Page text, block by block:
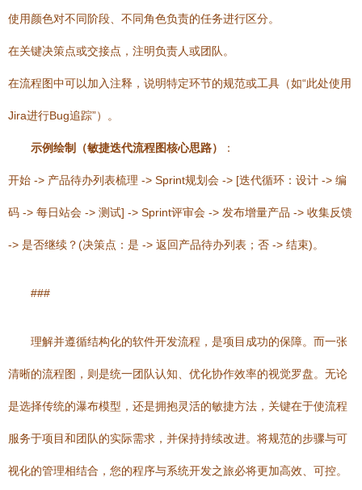
使用颜色对不同阶段、不同角色负责的任务进行区分。
在关键决策点或交接点，注明负责人或团队。
在流程图中可以加入注释，说明特定环节的规范或工具（如“此处使用
Jira进行Bug追踪”）。
示例绘制（敏捷迭代流程图核心思路） ：
开始 -> 产品待办列表梳理 -> Sprint规划会 -> [迭代循环：设计 -> 编
码 -> 每日站会 -> 测试] -> Sprint评审会 -> 发布增量产品 -> 收集反馈
-> 是否继续？(决策点：是 -> 返回产品待办列表；否 -> 结束)。
###
理解并遵循结构化的软件开发流程，是项目成功的保障。而一张
清晰的流程图，则是统一团队认知、优化协作效率的视觉罗盘。无论
是选择传统的瀑布模型，还是拥抱灵活的敏捷方法，关键在于使流程
服务于项目和团队的实际需求，并保持持续改进。将规范的步骤与可
视化的管理相结合，您的程序与系统开发之旅必将更加高效、可控。